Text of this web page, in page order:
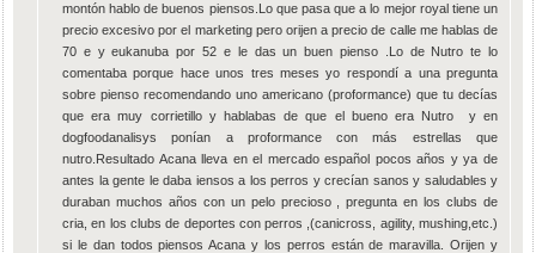
montón hablo de buenos piensos.Lo que pasa que a lo mejor royal tiene un
precio excesivo por el marketing pero orijen a precio de calle me hablas de
70 e y eukanuba por 52 e le das un buen pienso .Lo de Nutro te lo
comentaba porque hace unos tres meses yo respondí a una pregunta
sobre pienso recomendando uno americano (proformance) que tu decías
que era muy corrietillo y hablabas de que el bueno era Nutro y en
dogfoodanalisys ponían a proformance con más estrellas que
nutro.Resultado Acana lleva en el mercado español pocos años y ya de
antes la gente le daba iensos a los perros y crecían sanos y saludables y
duraban muchos años con un pelo precioso , pregunta en los clubs de
cria, en los clubs de deportes con perros ,(canicross, agility, mushing,etc.)
si le dan todos piensos Acana y los perros están de maravilla. Orijen y